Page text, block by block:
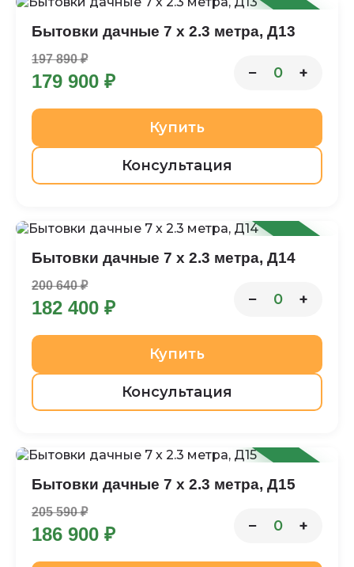
-9%
Бытовки дачные 7 х 2.3 метра, Д13
197 890 ₽
179 900 ₽ − 0 +
Купить
Консультация
-9%
Бытовки дачные 7 х 2.3 метра, Д14
200 640 ₽
182 400 ₽ − 0 +
Купить
Консультация
-9%
Бытовки дачные 7 х 2.3 метра, Д15
205 590 ₽
186 900 ₽ − 0 +